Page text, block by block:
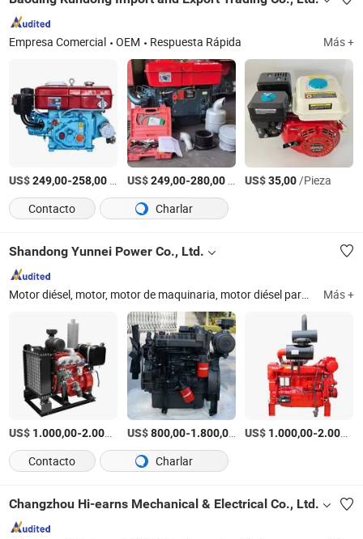
Empresa Comercial OEM Respuesta Rápida Más +
US$249,00-258,00 US$249,00-280,00/Pieza US$35,00/Pieza
Contacto
Charlar
Shandong Yunnei Power Co., Ltd.
Motor diésel, motor, motor de maquinaria, motor diésel para generador, motor diésel para bomba de agua, motor diésel para bomba de incendio, motor diésel para tractor, motor diésel para cargadora de ruedas, generador silencioso, generador diésel Más +
US$ 1.000,00-2.000,00 /Pieza
US$800,00-1.800,00 /Pieza
US$ 1.000,00-2.000,00
Contacto
Charlar
Changzhou Hi-earns Mechanical & Electrical Co., Ltd.